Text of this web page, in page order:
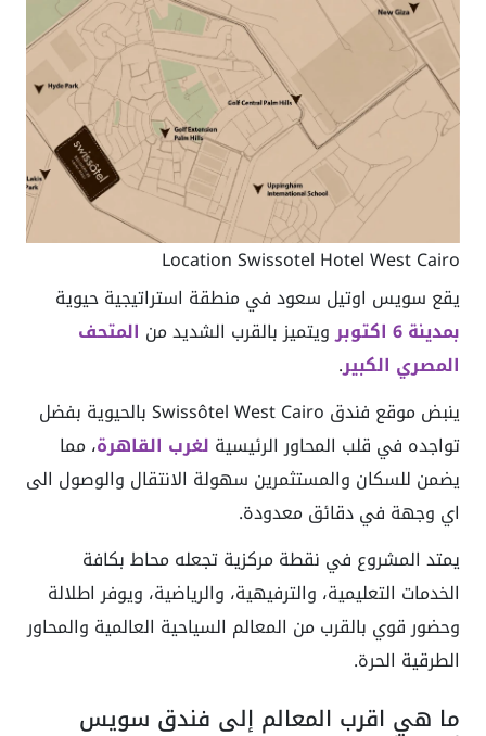
Location Swissotel Hotel West Cairo
يقع سويس اوتيل سعود في منطقة استراتيجية حيوية
بمدينة 6 اكتوبر
ويتميز بالقرب الشديد من المتحف
المصري الكبير.
ينبض موقع فندق Swissôtel West Cairo بالحيوية بفضل
تواجده في قلب المحاور الرئيسية لغرب القاهرة، مما
يضمن للسكان والمستثمرين سهولة الانتقال والوصول الى
اي وجهة في دقائق معدودة.
يمتد المشروع في نقطة مركزية تجعله محاط بكافة
الخدمات التعليمية، والترفيهية، والرياضية، ويوفر اطلالة
وحضور قوي بالقرب من المعالم السياحية العالمية والمحاور
الطرقية الحرة.
ما هي اقرب المعالم إلى فندق سويس